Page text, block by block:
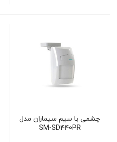
چشمی با سیم سیماران مدل
SM-SD440PR